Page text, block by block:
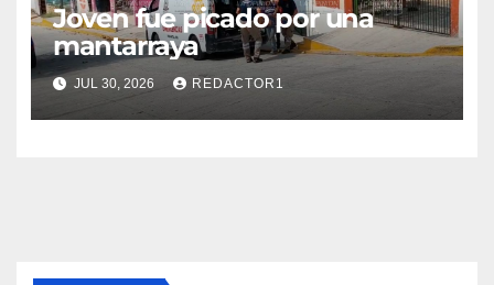
Joven fue picado por una
mantarraya
JUL 30, 2026 REDACTOR1